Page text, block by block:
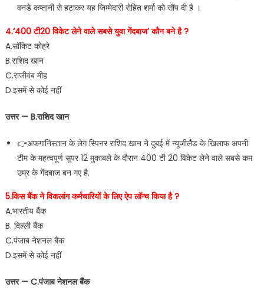
वनडे कप्तानी से हटाकर यह जिम्मेदारी रोहित शर्मा को सौंप दी है ।
4.‘400 टी20 विकेट लेने वाले सबसे युवा गेंदबाज’ कौन बने है ?
A.सॉकिट कोहरे
B.राशिद खान
C.राजीवंब मीह
D.इसमें से कोई नहीं
उत्तर — B.राशिद खान
👉अफगानिस्तान के लेग स्पिनर राशिद खान ने दुबई में न्यूजीलैंड के खिलाफ अपनी
टीम के महत्वपूर्ण सुपर 12 मुकाबले के दौरान 400 टी 20 विकेट लेने वाले सबसे कम
उम्र के गेंदबाज बन गए है.
5.किस बैंक ने विकलांग कर्मचारियों के लिए ऐप लॉन्च किया है ?
A.भारतीय बैंक
B. दिल्ली बैंक
C.पंजाब नेशनल बैंक
D.इसमें से कोई नहीं
उत्तर — C.पंजाब नेशनल बैंक